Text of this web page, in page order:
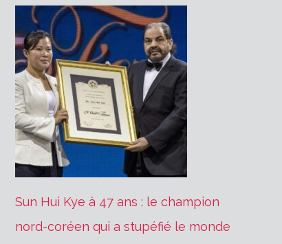
Sun Hui Kye à 47 ans : le champion
nord-coréen qui a stupéfié le monde